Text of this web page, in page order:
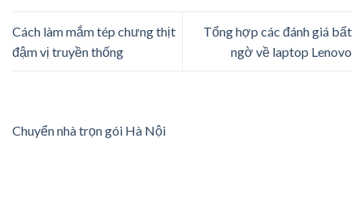
Cách làm mắm tép chưng thịt
đậm vị truyền thống
Tổng hợp các đánh giá bất
ngờ về laptop Lenovo
Chuyển nhà trọn gói Hà Nội